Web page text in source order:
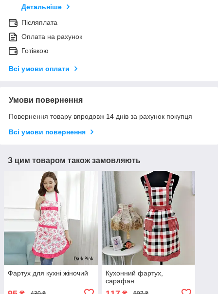
Детальніше
Післяплата
Оплата на рахунок
Готівкою
Всі умови оплати
Умови повернення
Повернення товару впродовж 14 днів за рахунок покупця
Всі умови повернення
З цим товаром також замовляють
Фартух для кухні жіночий
Кухонний фартух,
сарафан